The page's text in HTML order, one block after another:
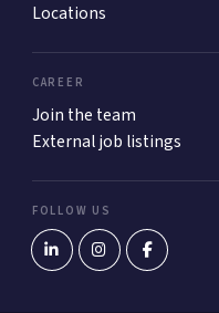
Locations
CAREER
Join the team
External job listings
FOLLOW US